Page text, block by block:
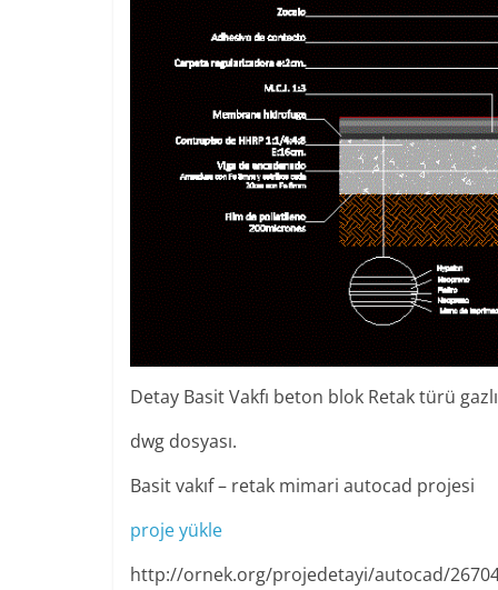
Detay Basit Vakfı beton blok Retak türü
dwg dosyası.
Basit vakıf – retak mimari autocad projesi
proje yükle
http://ornek.org/projedetayi/autocad/